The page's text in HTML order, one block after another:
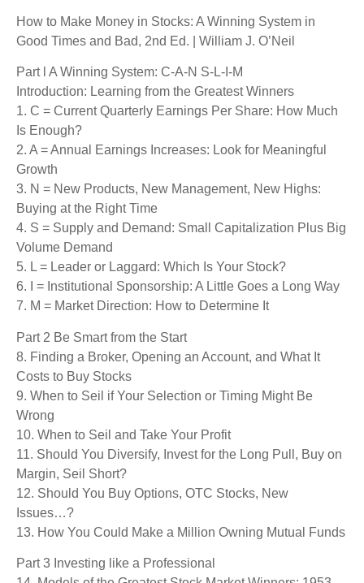
How to Make Money in Stocks: A Winning System in
Good Times and Bad, 2nd Ed. | William J. O’Neil
Part l A Winning System: C-A-N S-L-I-M
Introduction: Learning from the Greatest Winners
1. C = Current Quarterly Earnings Per Share: How Much
Is Enough?
2. A = Annual Earnings Increases: Look for Meaningful
Growth
3. N = New Products, New Management, New Highs:
Buying at the Right Time
4. S = Supply and Demand: Small Capitalization Plus Big
Volume Demand
5. L = Leader or Laggard: Which Is Your Stock?
6. I = Institutional Sponsorship: A Little Goes a Long Way
7. M = Market Direction: How to Determine It
Part 2 Be Smart from the Start
8. Finding a Broker, Opening an Account, and What It
Costs to Buy Stocks
9. When to Seil if Your Selection or Timing Might Be
Wrong
10. When to Seil and Take Your Profit
11. Should You Diversify, Invest for the Long Pull, Buy on
Margin, Seil Short?
12. Should You Buy Options, OTC Stocks, New
Issues…?
13. How You Could Make a Million Owning Mutual Funds
Part 3 Investing like a Professional